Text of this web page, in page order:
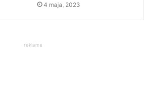
4 maja, 2023
reklama